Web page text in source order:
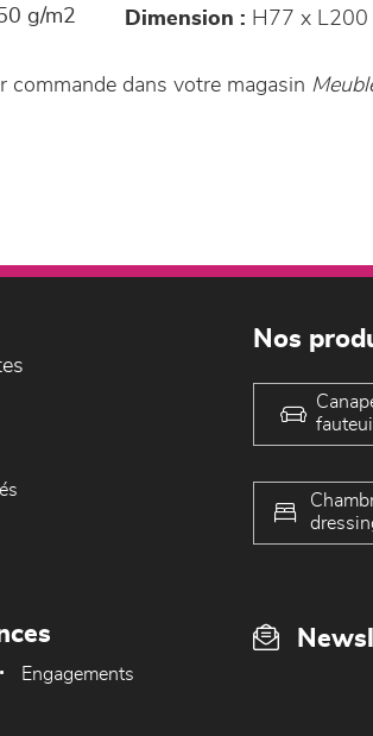
g/m2
Dimension : H77 x L200
commande dans votre magasin
Nos
Engagements